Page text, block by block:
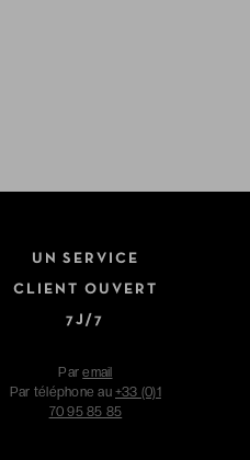
UN SERVICE
CLIENT OUVERT
7J/7
Paremail
Par téléphone au +33 (0)1
70 95 85 85